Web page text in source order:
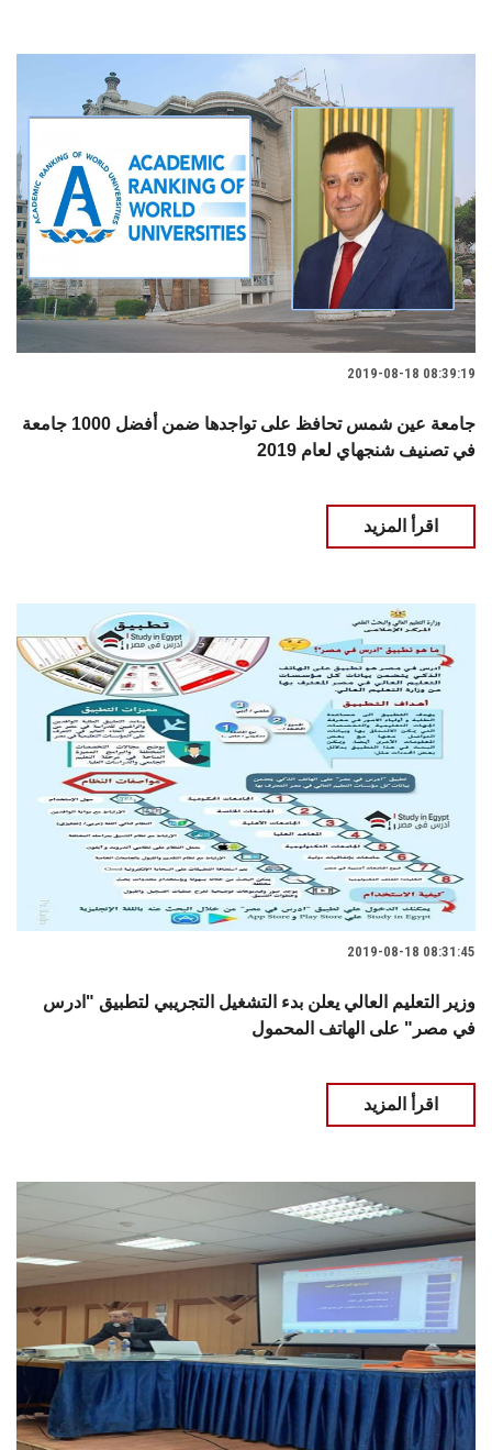
2019-08-18 08:39:19
جامعة عين شمس تحافظ على تواجدها ضمن أفضل 1000 جامعة
في تصنيف شنجهاي لعام 2019
اقرأ المزيد
2019-08-18 08:31:45
وزير التعليم العالي يعلن بدء التشغيل التجريبي لتطبيق "ادرس
في مصر" على الهاتف المحمول
اقرأ المزيد